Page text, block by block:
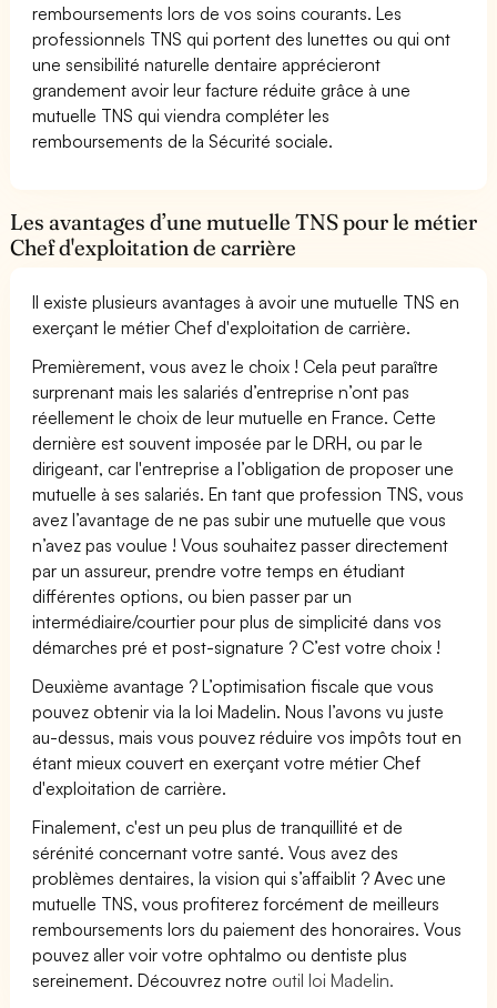
remboursements lors de vos soins courants. Les
professionnels TNS qui portent des lunettes ou qui ont
une sensibilité naturelle dentaire apprécieront
grandement avoir leur facture réduite grâce à une
mutuelle TNS qui viendra compléter les
remboursements de la Sécurité sociale.
Les avantages d’une mutuelle TNS pour le métier
Chef d'exploitation de carrière
Il existe plusieurs avantages à avoir une mutuelle TNS en
exerçant le métier Chef d'exploitation de carrière.
Premièrement, vous avez le choix ! Cela peut paraître
surprenant mais les salariés d’entreprise n’ont pas
réellement le choix de leur mutuelle en France. Cette
dernière est souvent imposée par le DRH, ou par le
dirigeant, car l'entreprise a l’obligation de proposer une
mutuelle à ses salariés. En tant que profession TNS, vous
avez l’avantage de ne pas subir une mutuelle que vous
n’avez pas voulue ! Vous souhaitez passer directement
par un assureur, prendre votre temps en étudiant
différentes options, ou bien passer par un
intermédiaire/courtier pour plus de simplicité dans vos
démarches pré et post-signature ? C’est votre choix !
Deuxième avantage ? L’optimisation fiscale que vous
pouvez obtenir via la loi Madelin. Nous l’avons vu juste
au-dessus, mais vous pouvez réduire vos impôts tout en
étant mieux couvert en exerçant votre métier Chef
d'exploitation de carrière.
Finalement, c'est un peu plus de tranquillité et de
sérénité concernant votre santé. Vous avez des
problèmes dentaires, la vision qui s’affaiblit ? Avec une
mutuelle TNS, vous profiterez forcément de meilleurs
remboursements lors du paiement des honoraires. Vous
pouvez aller voir votre ophtalmo ou dentiste plus
sereinement. Découvrez notre outil loi Madelin.